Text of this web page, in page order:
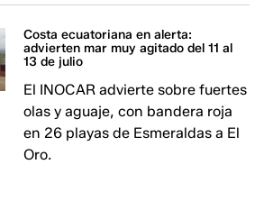
Costa ecuatoriana en alerta:
advierten mar muy agitado del 11 al
13 de julio
El INOCAR advierte sobre fuertes
olas y aguaje, con bandera roja
en 26 playas de Esmeraldas a El
Oro.